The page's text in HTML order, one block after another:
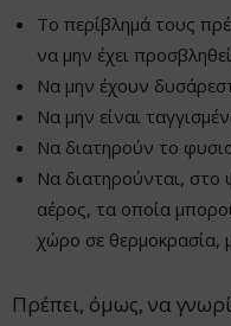
Το περίβλημά τους
να μην έχει
Να μην έχουν
Να μην είναι
Να διατηρούν το
Να διατηρούνται, στο
αέρος, τα οποία
χώρο σε θερμοκρασία,
Πρέπει, όμως, να